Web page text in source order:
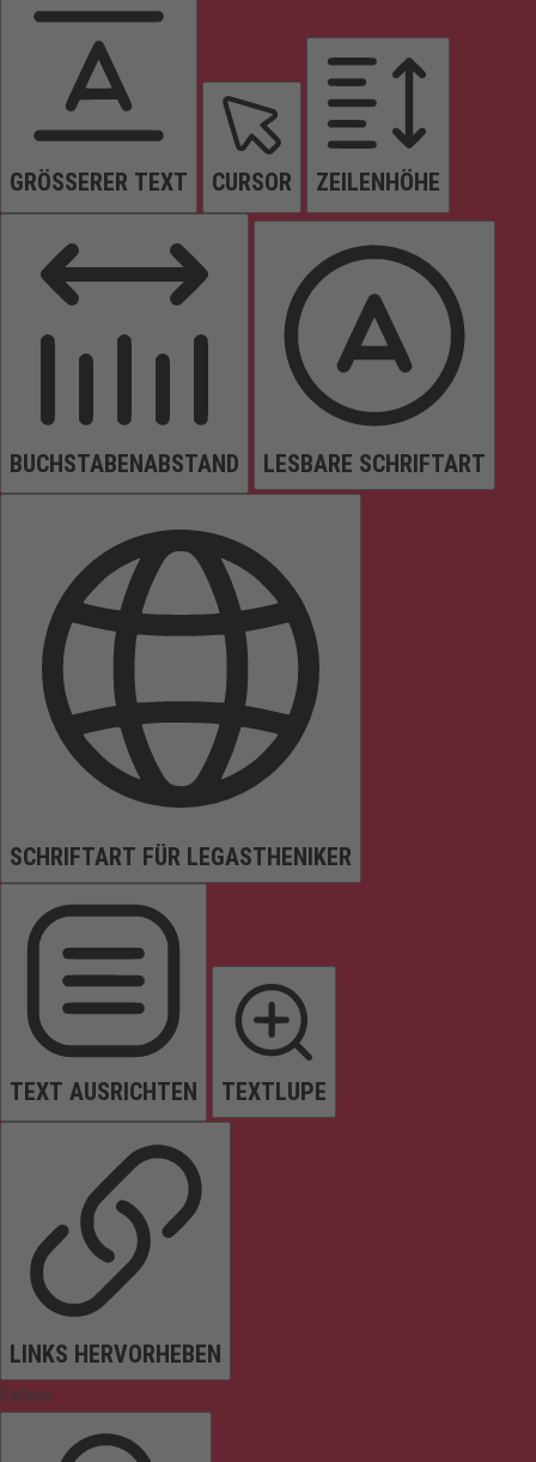
GRÖSSERER TEXT CURSOR ZEILENHÖHE
BUCHSTABENABSTAND LESBARE SCHRIFTART
SCHRIFTART FÜR LEGASTHENIKER
TEXT AUSRICHTEN TEXTLUPE
LINKS HERVORHEBEN
Farben